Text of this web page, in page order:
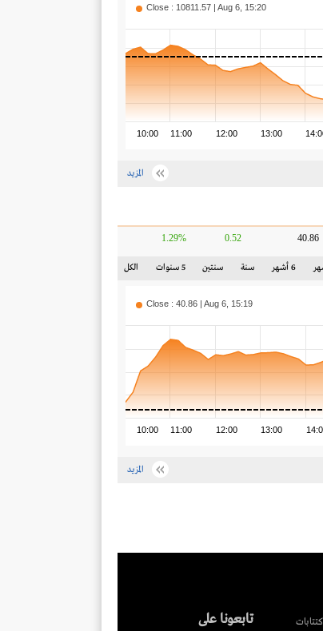
10:00 11:00 12:00 13:00
Close : 10811.57 | Aug 6, 15:20
المزيد
40.86
0.52
1.29%
6 أشهر سنة سنتين 5 سنوات الكل
10:00 11:00 12:00 13:00
Close : 40.86 | Aug 6, 15:19
المزيد
تابعونا على